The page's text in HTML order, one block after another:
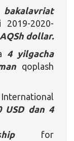
2020-
dollar.
4 yilgacha
qoplash
USD dan 4
for